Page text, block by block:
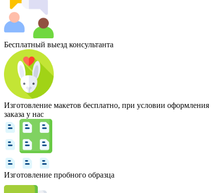
Бесплатный выезд консультанта
Изготовление макетов бесплатно, при условии оформления
заказа у нас
Изготовление пробного образца